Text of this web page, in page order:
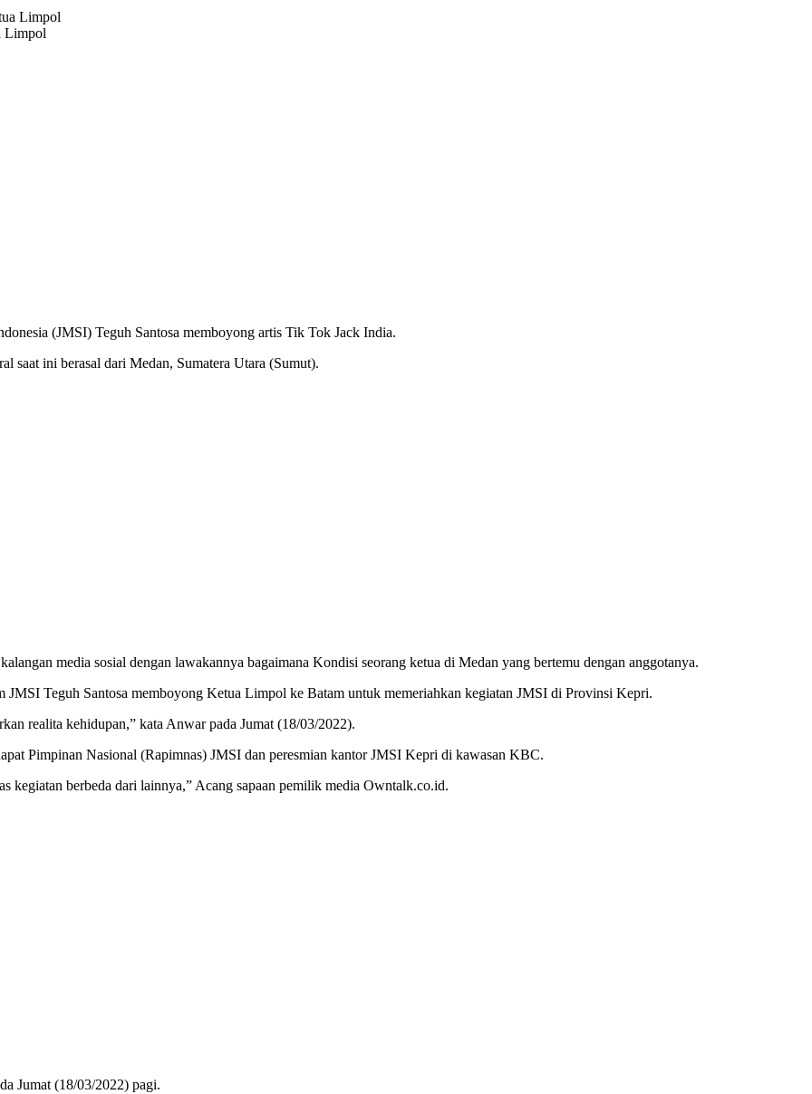
Limpol
(JMSI) Teguh Santosa memboyong artis Tik Tok Jack India.
ini berasal dari Medan, Sumatera Utara (Sumut).
media sosial dengan lawakannya bagaimana Kondisi seorang ketua di Medan yang bertemu dengan anggotanya.
Teguh Santosa memboyong Ketua Limpol ke Batam untuk memeriahkan kegiatan JMSI di Provinsi Kepri.
realita kehidupan,” kata Anwar pada Jumat (18/03/2022).
Pimpinan Nasional (Rapimnas) JMSI dan peresmian kantor JMSI Kepri di kawasan KBC.
kegiatan berbeda dari lainnya,” Acang sapaan pemilik media Owntalk.co.id.
Jumat (18/03/2022) pagi.